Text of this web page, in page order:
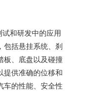
和研发中的应用
包括悬挂系统、刹
板、底盘以及碰撞
提供准确的位移和
车的性能、安全性